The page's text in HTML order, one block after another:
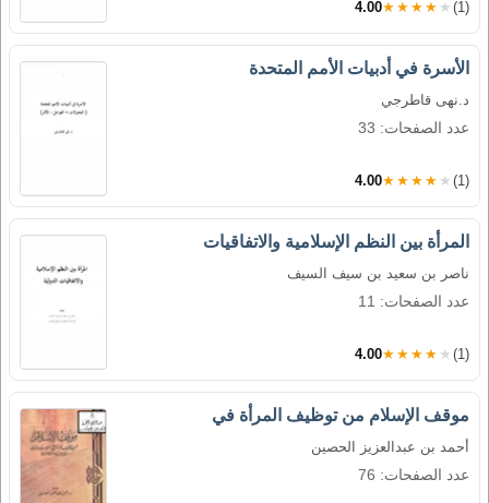
4.00★★★★★ (1)
الأسرة في أدبيات الأمم المتحدة
د.نهى قاطرجي
عدد الصفحات: 33
4.00★★★★★ (1)
المرأة بين النظم الإسلامية والاتفاقيات
ناصر بن سعيد بن سيف السيف
عدد الصفحات: 11
4.00★★★★★ (1)
موقف الإسلام من توظيف المرأة في
أحمد بن عبدالعزيز الحصين
عدد الصفحات: 76